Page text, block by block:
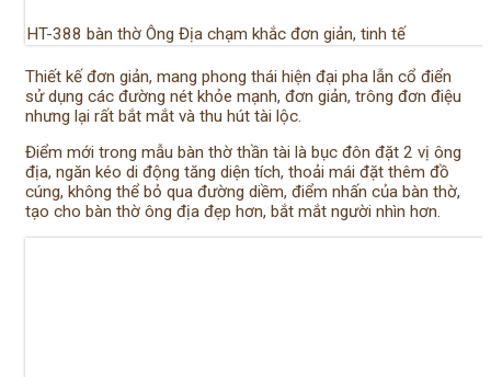
HT-388 bàn thờ Ông Địa chạm khắc đơn giản, tinh tế
Thiết kế đơn giản, mang phong thái hiện đại pha lẫn cổ điển
sử dụng các đường nét khỏe mạnh, đơn giản, trông đơn điệu
nhưng lại rất bắt mắt và thu hút tài lộc.
Điểm mới trong mẫu bàn thờ thần tài là bục đôn đặt 2 vị ông
địa, ngăn kéo di động tăng diện tích, thoải mái đặt thêm đồ
cúng, không thể bỏ qua đường diềm, điểm nhấn của bàn thờ,
tạo cho bàn thờ ông địa đẹp hơn, bắt mắt người nhìn hơn.